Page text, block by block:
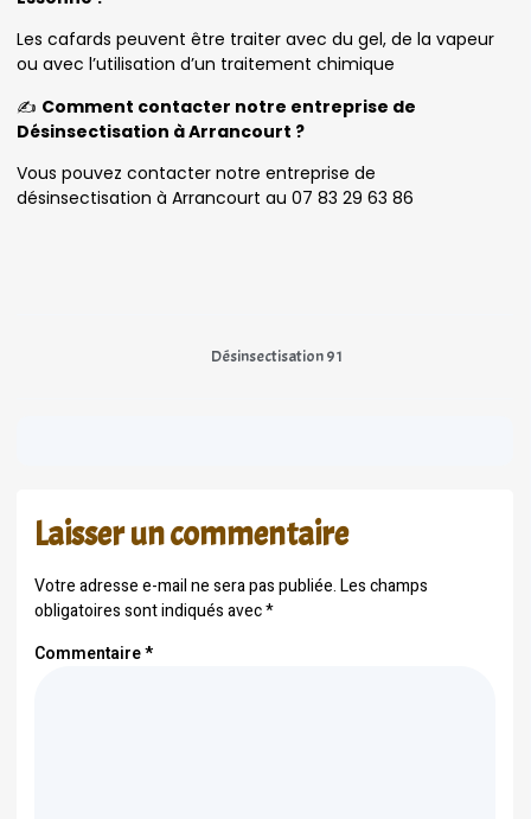
Les cafards peuvent être traiter avec du gel, de la vapeur
ou avec l’utilisation d’un traitement chimique
✍️ Comment contacter notre entreprise de
Désinsectisation à Arrancourt ?
Vous pouvez contacter notre entreprise de
désinsectisation à Arrancourt au 07 83 29 63 86
Désinsectisation 91
Laisser un commentaire
Votre adresse e-mail ne sera pas publiée.Les champs
obligatoires sont indiqués avec*
Commentaire*